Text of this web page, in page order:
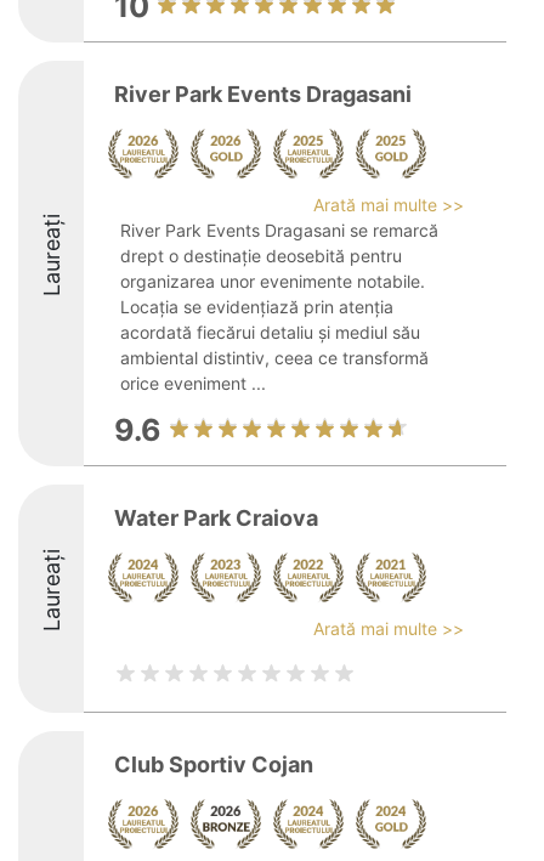
Laureați
River Park Events Dragasani
Arată mai multe >>
River Park Events Dragasani se remarcă
drept o destinație deosebită pentru
organizarea unor evenimente notabile.
Locația se evidențiază prin atenția
acordată fiecărui detaliu și mediul său
ambiental distintiv, ceea ce transformă
orice eveniment ...
9.6
Laureați
Water Park Craiova
Arată mai multe >>
Club Sportiv Cojan